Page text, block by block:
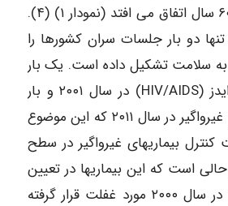
جامعه و سنین زیر ۶۰ سال اتفاق می افتد (نمودار ۱) (۴).
دو بار جلسات سران کشورها را
سلامت تشکیل داده است. یک بار
برای اچ آی وی و ایدز (HIV/AIDS) در سال ۲۰۰۱ و بار
دیگر برای بیماریهای غیرواگیر در سال ۲۰۱۱ که این موضوع
بیماریهای غیرواگیر در سطح
است که این بیماریها در تعیین
اهداف توسعه هزاره در سال ۲۰۰۰ مورد غفلت قرار گرفته